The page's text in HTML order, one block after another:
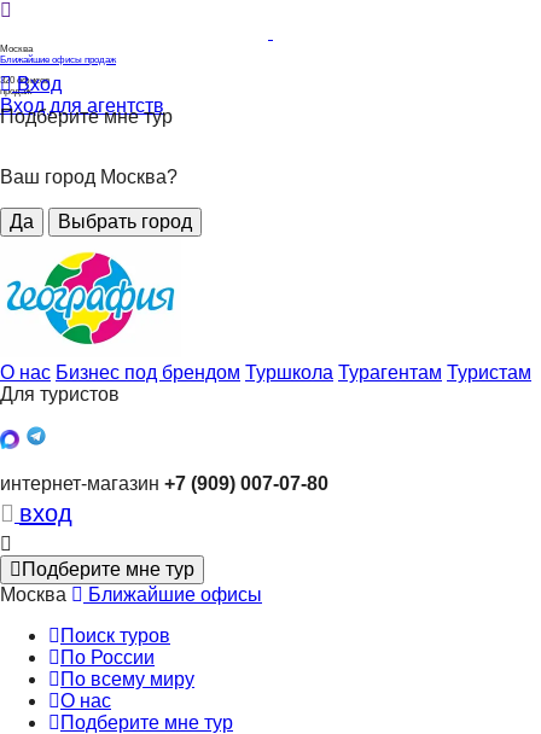
Москва
Ближайшие офисы продаж
320 офисов
продаж
Вход
Вход для агентств
Подберите мне тур
Ваш город Москва?
Да Выбрать город
О нас Бизнес под брендом Туршкола Турагентам Туристам
Для туристов
интернет-магазин +7 (909) 007-07-80
вход
Подберите мне тур
Москва
Ближайшие офисы
Поиск туров
По России
По всему миру
О нас
Подберите мне тур